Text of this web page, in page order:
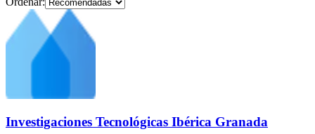
Investigaciones Tecnológicas Ibérica Granada